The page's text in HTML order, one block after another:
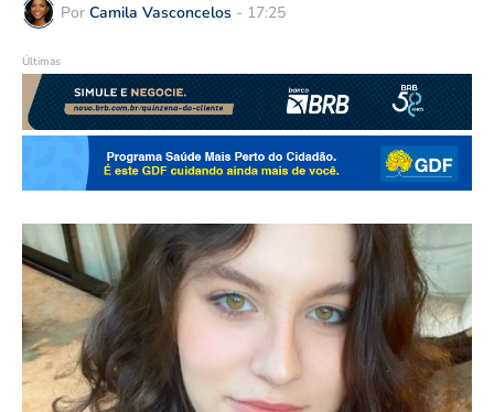
Por Camila Vasconcelos - 17:25
Últimas